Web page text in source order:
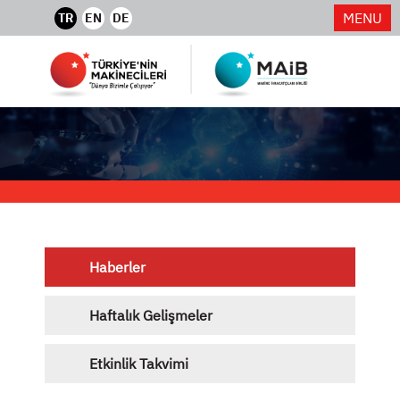
TR EN DE MENU
Haberler
Haftalık Gelişmeler
Etkinlik Takvimi